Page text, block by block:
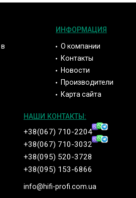
ИНФОРМАЦИЯ
О компании
Контакты
Новости
Производители
Карта сайта
НАШИ КОНТАКТЫ:
+38(067) 710-2204
+38(067) 710-3032
+38(095) 520-3728
+38(095) 153-6866
info@hifi-profi.com.ua